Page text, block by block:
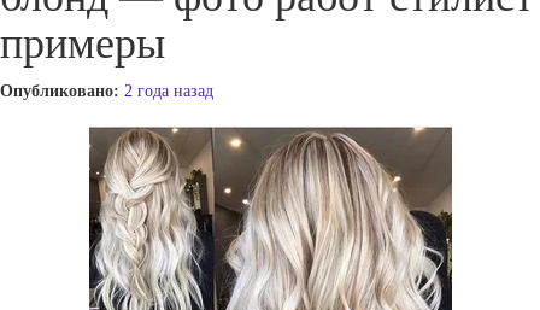
примеры
Опубликовано: 2 года назад